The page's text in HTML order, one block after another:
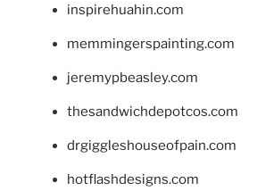
inspirehuahin.com
memmingerspainting.com
jeremypbeasley.com
thesandwichdepotcos.com
drgiggleshouseofpain.com
hotflashdesigns.com